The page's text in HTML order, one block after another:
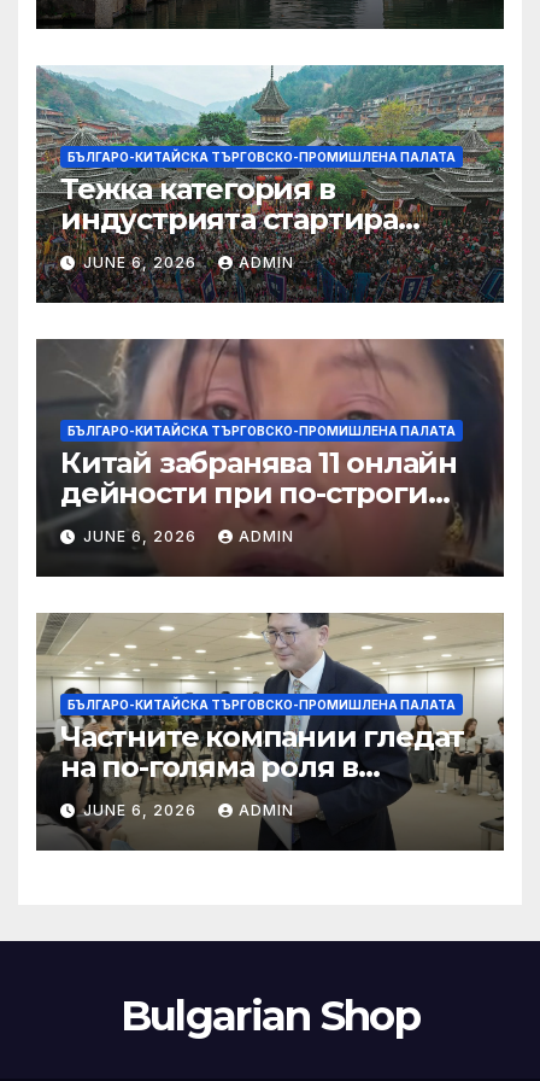
БЪЛГАРО-КИТАЙСКА ТЪРГОВСКО-ПРОМИШЛЕНА ПАЛАТА
Тежка категория в
индустрията стартира
алианс за космическа
слънчева енергия
JUNE 6, 2026 ADMIN
БЪЛГАРО-КИТАЙСКА ТЪРГОВСКО-ПРОМИШЛЕНА ПАЛАТА
Китай забранява 11 онлайн
дейности при по-строги
правила за ограничаване на
слуховете и
кибернасилниците
JUNE 6, 2026 ADMIN
БЪЛГАРО-КИТАЙСКА ТЪРГОВСКО-ПРОМИШЛЕНА ПАЛАТА
Частните компании гледат
на по-голяма роля в
стратегическата
енергетика
JUNE 6, 2026 ADMIN
Bulgarian Shop